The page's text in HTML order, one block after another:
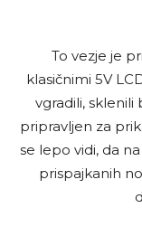
To vezje je
klasičnimi 5V
vgradili,
pripravljen za
se lepo vidi, da
prispajkanih